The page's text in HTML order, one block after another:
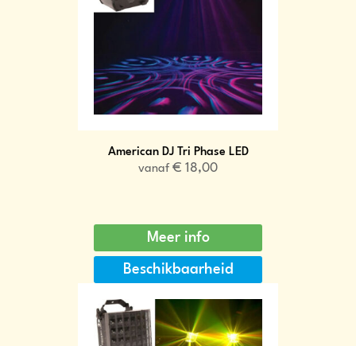
American DJ Tri Phase LED
vanaf € 18,00
Meer info
Beschikbaarheid